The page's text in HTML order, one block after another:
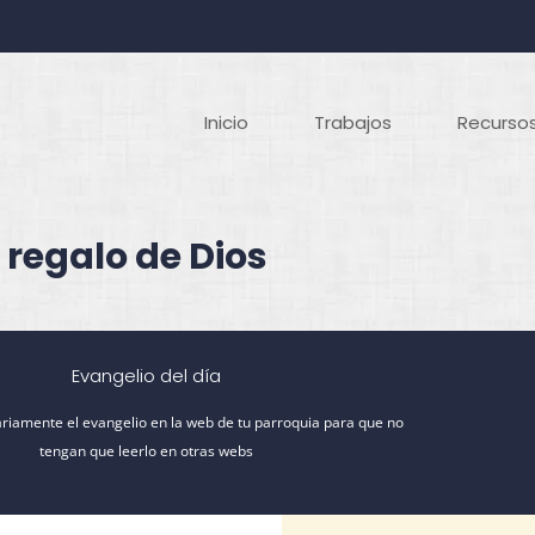
de Dios
Inicio Trabajos
Evangelio del día
el evangelio en la web de tu parroquia para que no
tengan que leerlo en otras webs